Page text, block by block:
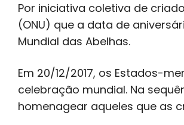
Por iniciativa coletiva de
(ONU) que a data de
Mundial das Abelhas.
Em 20/12/2017, os Estados-
celebração mundial. Na
homenagear aqueles que as